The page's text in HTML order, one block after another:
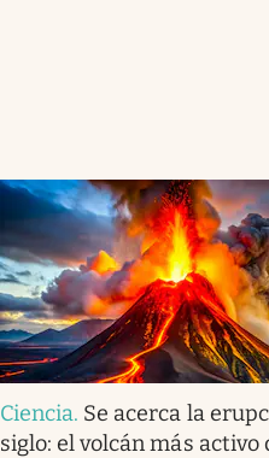
Ciencia. Se acerca la
siglo: el volcán más activo